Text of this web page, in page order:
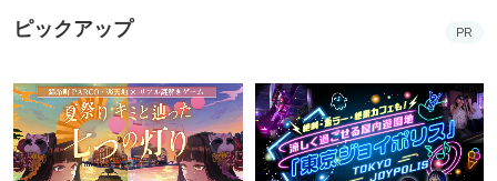
ピックアップ PR